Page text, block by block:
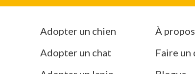
Adopter un chien
Adopter un chat
À propos
Faire